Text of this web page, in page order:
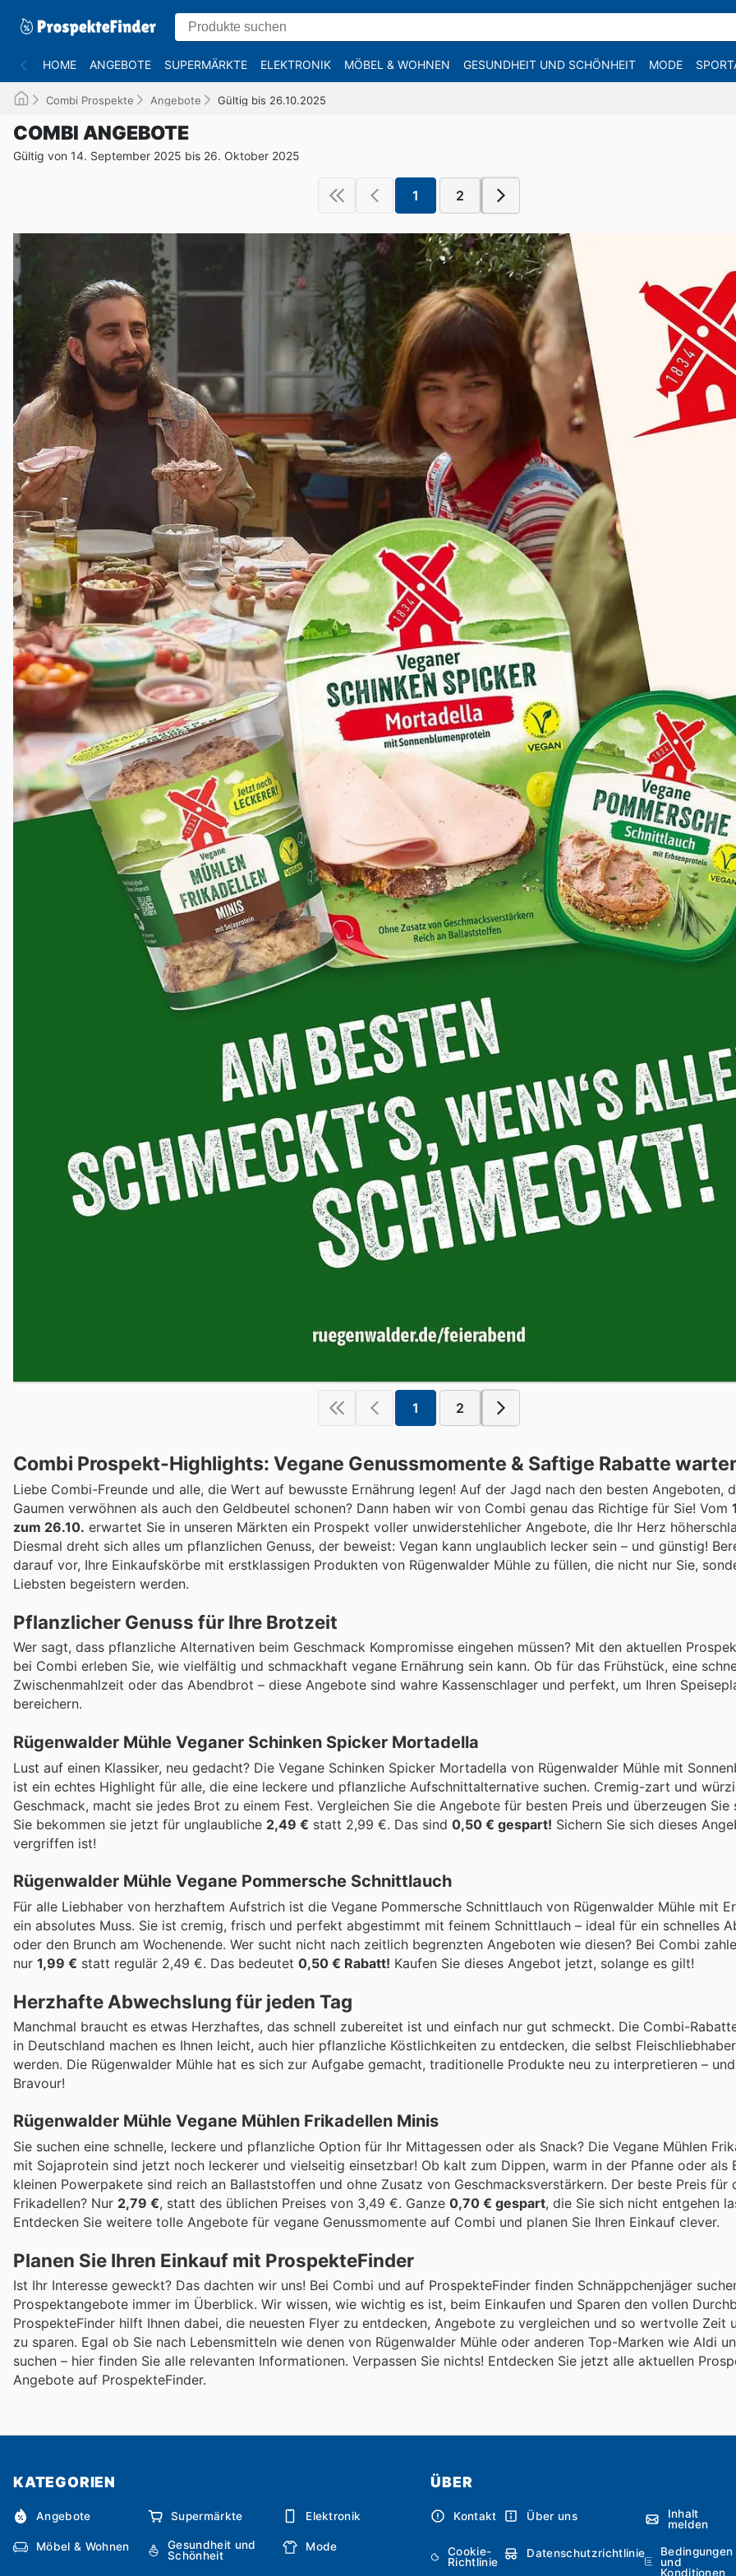
HOME ANGEBOTE SUPERMÄRKTE ELEKTRONIK MÖBEL & WOHNEN GESUNDHEIT UND SCHÖNHEIT MODE
Combi Prospekte Angebote Gültig bis 26.10.2025
COMBI ANGEBOTE
Gültig von 14. September 2025 bis 26. Oktober 2025
1 2
1 2
Combi Prospekt-Highlights: Vegane Genussmomente & Saftige Rabatte
Liebe Combi-Freunde und alle, die Wert auf bewusste Ernährung legen! Auf der Jagd nach den besten Angeboten,
Gaumen verwöhnen als auch den Geldbeutel schonen? Dann haben wir von Combi genau das Richtige für Sie! Vom
zum 26.10. erwartet Sie in unseren Märkten ein Prospekt voller unwiderstehlicher Angebote, die Ihr Herz
Diesmal dreht sich alles um pflanzlichen Genuss, der beweist: Vegan kann unglaublich lecker sein – und günstig!
darauf vor, Ihre Einkaufskörbe mit erstklassigen Produkten von Rügenwalder Mühle zu füllen, die nicht nur Sie,
Liebsten begeistern werden.
Pflanzlicher Genuss für Ihre Brotzeit
Wer sagt, dass pflanzliche Alternativen beim Geschmack Kompromisse eingehen müssen? Mit den aktuellen
bei Combi erleben Sie, wie vielfältig und schmackhaft vegane Ernährung sein kann. Ob für das Frühstück, eine
Zwischenmahlzeit oder das Abendbrot – diese Angebote sind wahre Kassenschlager und perfekt, um Ihren
bereichern.
Rügenwalder Mühle Veganer Schinken Spicker Mortadella
Lust auf einen Klassiker, neu gedacht? Die Vegane Schinken Spicker Mortadella von Rügenwalder Mühle mit
ist ein echtes Highlight für alle, die eine leckere und pflanzliche Aufschnittalternative suchen. Cremig-zart und
Geschmack, macht sie jedes Brot zu einem Fest. Vergleichen Sie die Angebote für besten Preis und überzeugen Sie
Sie bekommen sie jetzt für unglaubliche 2,49 € statt 2,99 €. Das sind 0,50 € gespart! Sichern Sie sich dieses
vergriffen ist!
Rügenwalder Mühle Vegane Pommersche Schnittlauch
Für alle Liebhaber von herzhaftem Aufstrich ist die Vegane Pommersche Schnittlauch von Rügenwalder Mühle mit
ein absolutes Muss. Sie ist cremig, frisch und perfekt abgestimmt mit feinem Schnittlauch – ideal für ein schnelles
oder den Brunch am Wochenende. Wer sucht nicht nach zeitlich begrenzten Angeboten wie diesen? Bei Combi
nur 1,99 € statt regulär 2,49 €. Das bedeutet 0,50 € Rabatt! Kaufen Sie dieses Angebot jetzt, solange es gilt!
Herzhafte Abwechslung für jeden Tag
Manchmal braucht es etwas Herzhaftes, das schnell zubereitet ist und einfach nur gut schmeckt. Die Combi-
in Deutschland machen es Ihnen leicht, auch hier pflanzliche Köstlichkeiten zu entdecken, die selbst
werden. Die Rügenwalder Mühle hat es sich zur Aufgabe gemacht, traditionelle Produkte neu zu interpretieren –
Bravour!
Rügenwalder Mühle Vegane Mühlen Frikadellen Minis
Sie suchen eine schnelle, leckere und pflanzliche Option für Ihr Mittagessen oder als Snack? Die Vegane Mühlen
mit Sojaprotein sind jetzt noch leckerer und vielseitig einsetzbar! Ob kalt zum Dippen, warm in der Pfanne oder als
kleinen Powerpakete sind reich an Ballaststoffen und ohne Zusatz von Geschmacksverstärkern. Der beste Preis für
Frikadellen? Nur 2,79 €, statt des üblichen Preises von 3,49 €. Ganze 0,70 € gespart, die Sie sich nicht entgehen
Entdecken Sie weitere tolle Angebote für vegane Genussmomente auf Combi und planen Sie Ihren Einkauf clever.
Planen Sie Ihren Einkauf mit ProspekteFinder
Ist Ihr Interesse geweckt? Das dachten wir uns! Bei Combi und auf ProspekteFinder finden Schnäppchenjäger
Prospektangebote immer im Überblick. Wir wissen, wie wichtig es ist, beim Einkaufen und Sparen den vollen
ProspekteFinder hilft Ihnen dabei, die neuesten Flyer zu entdecken, Angebote zu vergleichen und so wertvolle Zeit
zu sparen. Egal ob Sie nach Lebensmitteln wie denen von Rügenwalder Mühle oder anderen Top-Marken wie Aldi
suchen – hier finden Sie alle relevanten Informationen. Verpassen Sie nichts! Entdecken Sie jetzt alle aktuellen
Angebote auf ProspekteFinder.
KATEGORIEN
Angebote Supermärkte Elektronik
Möbel & Wohnen
Gesundheit und
Schönheit
Mode
ÜBER
Kontakt Über uns
Inhalt
melden
Cookie-
Richtlinie
Datenschutzrichtlinie
Bedingungen
und
Konditionen